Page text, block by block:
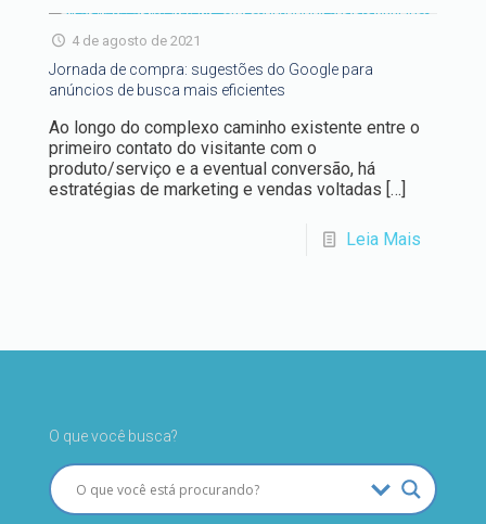
4 de agosto de 2021
Jornada de compra: sugestões do Google para
anúncios de busca mais eficientes
Ao longo do complexo caminho existente entre o
primeiro contato do visitante com o
produto/serviço e a eventual conversão, há
estratégias de marketing e vendas voltadas […]
Leia Mais
O que você busca?